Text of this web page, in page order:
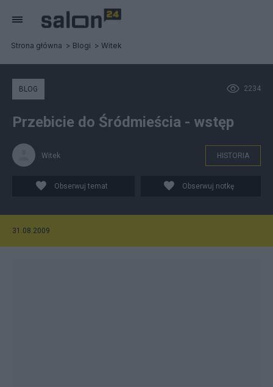
Strona główna Blogi Witek
2234
BLOG
Przebicie do Śródmieścia - wstęp
Witek HISTORIA
Obserwuj temat Obserwuj notkę
31.08.2009